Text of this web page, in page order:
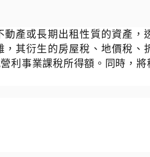
產或長期出租性質的資產，
其衍生的房屋稅、地價稅、
利事業課稅所得額。同時，